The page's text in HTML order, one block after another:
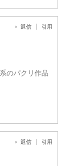
返信 引用
のパクリ作品
返信 引用